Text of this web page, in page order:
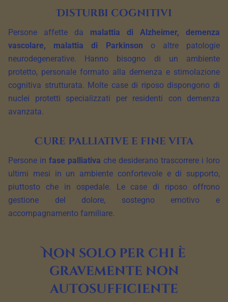
Disturbi cognitivi
Persone affette da malattia di Alzheimer, demenza
vascolare, malattia di Parkinson o altre patologie
neurodegenerative. Hanno bisogno di un ambiente
protetto, personale formato alla demenza e stimolazione
cognitiva strutturata. Molte case di riposo dispongono di
nuclei protetti specializzati per residenti con demenza
avanzata.
Cure palliative e fine vita
Persone in fase palliativa che desiderano trascorrere i loro
ultimi mesi in un ambiente confortevole e di supporto,
piuttosto che in ospedale. Le case di riposo offrono
gestione del dolore, sostegno emotivo e
accompagnamento familiare.
Non solo per chi è
gravemente non
autosufficiente